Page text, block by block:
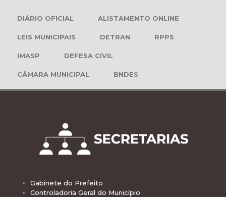
DIÁRIO OFICIAL ALISTAMENTO ONLINE
LEIS MUNICIPAIS DETRAN RPPS
IMASP DEFESA CIVIL
CÂMARA MUNICIPAL BNDES
Gabinete do Prefeito
Controladoria Geral do Município